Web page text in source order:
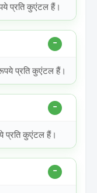
प्रति कुएंटल हैं।
प्रति कुएंटल हैं।
प्रति कुएंटल हैं।